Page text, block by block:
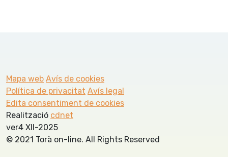
Mapa web Avís de cookies
Política de privacitat Avís legal
Edita consentiment de cookies
Realització cdnet
ver4 XII-2025
© 2021 Torà on-line. All Rights Reserved